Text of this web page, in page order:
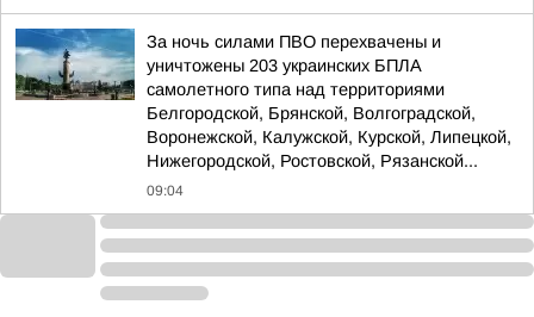
За ночь силами ПВО перехвачены и
уничтожены 203 украинских БПЛА
самолетного типа над территориями
Белгородской, Брянской, Волгоградской,
Воронежской, Калужской, Курской, Липецкой,
Нижегородской, Ростовской, Рязанской...
09:04